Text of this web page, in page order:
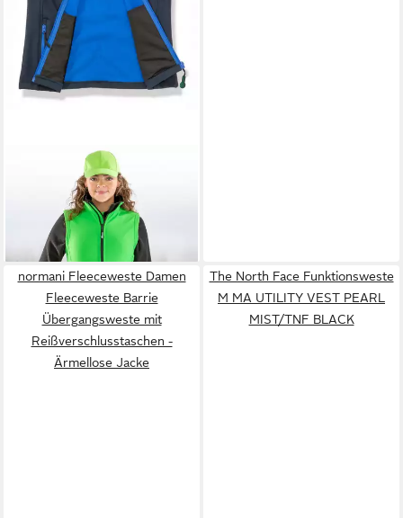
Funktionsweste
Leichter Damen Soft Shell
Bodywarmer
+5
normani Fleeceweste Damen
Fleeceweste Barrie
Übergangsweste mit
Reißverschlusstaschen -
Ärmellose Jacke
The North Face Funktionsweste
M MA UTILITY VEST PEARL
MIST/TNF BLACK